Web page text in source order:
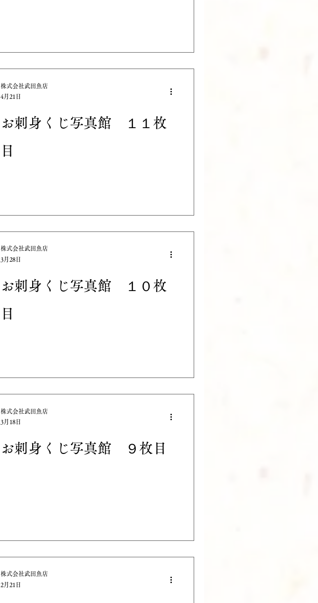
お刺身くじ写真館 １１枚
目
株式会社武田魚店
4月21日
お刺身くじ写真館 １０枚
目
株式会社武田魚店
3月28日
お刺身くじ写真館 ９枚目
株式会社武田魚店
3月18日
株式会社武田魚店
2月21日